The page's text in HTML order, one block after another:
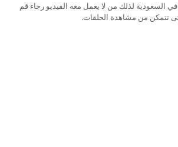
تم حظر سيرفر Ok.ru في السعودية لذلك من لا يعمل معه الفيديو رجاء قم